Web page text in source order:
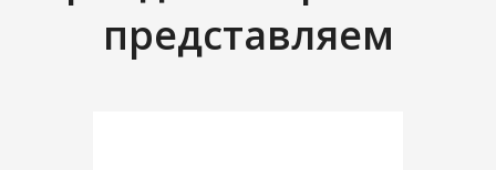
представляем